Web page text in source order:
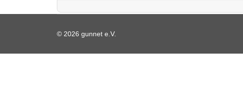
© 2026 gunnet e.V.